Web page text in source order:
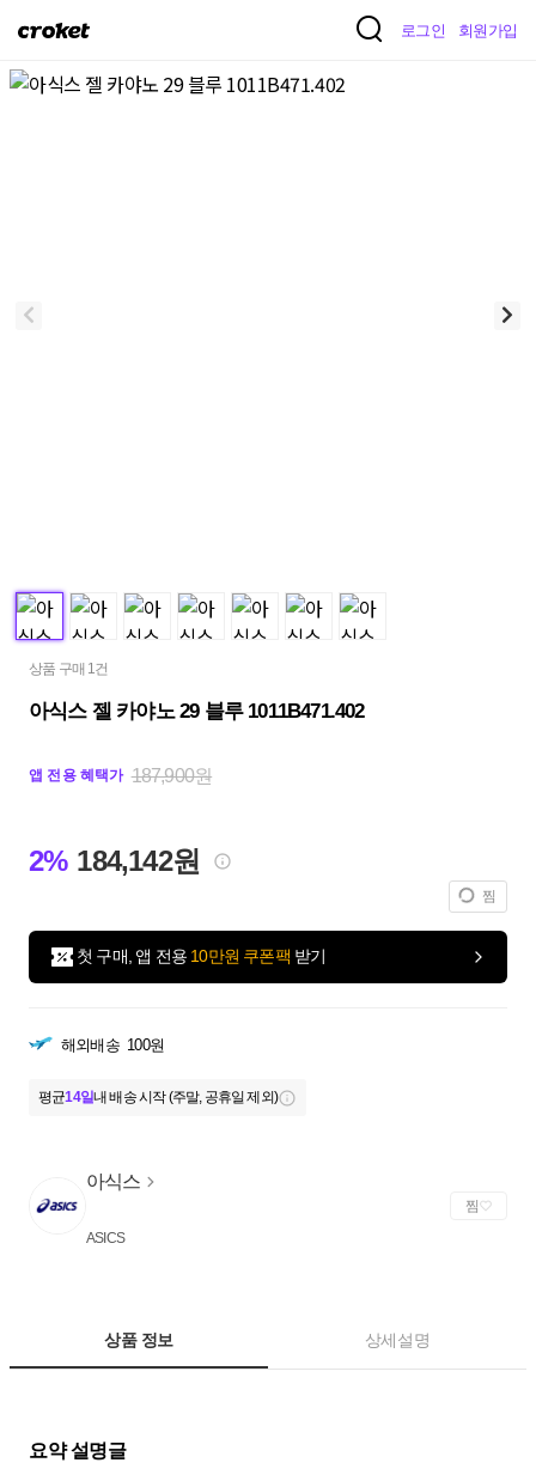
크
켓
로그인 회원가입
상품 구매 1건
아식스 젤 카야노 29 블루 1011B471.402
앱 전용 혜택가 187,900원
2% 184,142원
찜
첫 구매, 앱 전용 10만원 쿠폰팩 받기
해외배송 100원
평균14일내 배송 시작 (주말, 공휴일 제외)
아식스
ASICS
찜
상품 정보 상세설명
요약 설명글